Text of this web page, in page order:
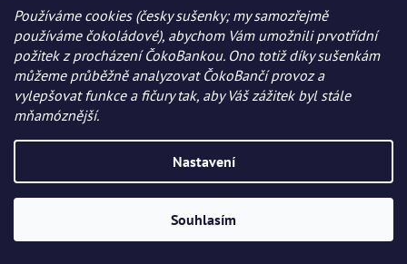
Používáme cookies (česky sušenky; my samozřejmě
používáme čokoládové), abychom Vám umožnili prvotřídní
požitek z procházení ČokoBankou. Ono totiž díky sušenkám
můžeme průběžně analyzovat ČokoBančí provoz a
vylepšovat funkce a fičury tak, aby Váš zážitek byl stále
mňamóznější.
Nastavení
Souhlasím